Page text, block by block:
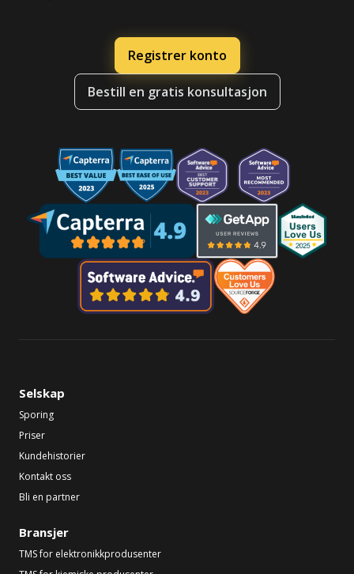
Registrer konto
Bestill en gratis konsultasjon
Selskap
Sporing
Priser
Kundehistorier
Kontakt oss
Bli en partner
Bransjer
TMS for elektronikkprodusenter